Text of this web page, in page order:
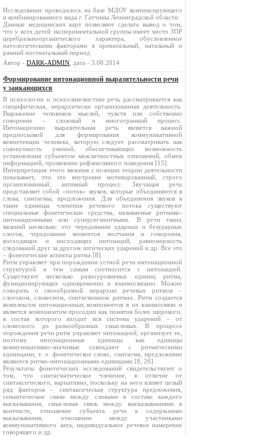
Исследование проводилось на базе МДОУ компенсирующего
и комбинированного вида г. Гатчины Ленинградской области.
Данные медицинских карт позволяют сделать вывод о том,
что у всех детей экспериментальной группы имеет место ЗПР
церебральноорганического характера, обусловленное
патологическими факторами в пренатальный, натальный и
ранний постнатальный период
Автор - DARK-ADMIN , дата - 3.08.2014
Формирование интонационной выразительности речи
у заикающихся
В психологии и психолингвистике речь рассматривается как
специфическая, иерархически организованная деятельность.
Выражение человеком мыслей, чувств или собственно
говорение – сложный и многогранный процесс.
Интонационно выразительная речь является важной
предпосылкой для формирования коммуникативной
компетенции человека, которую следует рассматривать как
совокупность умений, обеспечивающих возможность
установления субъектом межличностных отношений, обмен
информацией, проявление рефлексивного поведения [15].
Интерпретация этого явления с позиции теории деятельности
показывает, что это внутренне мотивированный, строго
организованный, активный процесс. Звучащая речь
представляет собой «поток» звуков, которые объединяются в
слова, синтагмы, предложения. Для объединения звуков в
такие единицы членения речевого потока существуют
специальные фонетические средства, называемые ритмико-
интонационными или суперсегментными. В речи таких
явлений несколько: это чередование ударных и безударных
слогов, чередование моментов молчания и говорения,
восходящих и нисходящих интонаций, равномерность
следований друг за другом логических ударений и др. Все это
– фонетические аспекты ритма [8].
Ритм управляет при порождении устной речи интонационной
структурой и тем самым соотносится с интонацией.
Существуют несколько разноуровневых единиц ритма,
функционирующих одновременно и взаимосвязано. Можно
говорить о своеобразной иерархии речевых ритмов –
слоговом, словесном, синтагменном ритмах. Ритм создается
комплексом интонационных компонентов в их взаимосвязи и
является компонентом просодии как понятия более широкого,
в состав которого входит вся система ударений – от
словесного до разнообразных смысловых. В процессе
порождения речи ритм управляет интонацией, организует ее,
поэтому интонационные единицы как единицы
коммуникативно-значимые совпадают с ритмическими
единицами, т. е. фонетическое слово, синтагма, предложение
являются ритмо-интонационными единицами [8, 26].
Результаты фонетических исследований свидетельствуют о
том, что синтагматическое членение, в отличие от
синтаксического, вариативно, поскольку на него влияет целый
ряд факторов – синтаксическая структура предложения,
семантические связи между словами в составе каждого
высказывания, смысловая связь между высказываниями в
контексте, отношение субъекта речи к содержанию
высказывания, отношение между участниками
коммуникативного акта, индивидуальное речевое намерение
говорящего и др.